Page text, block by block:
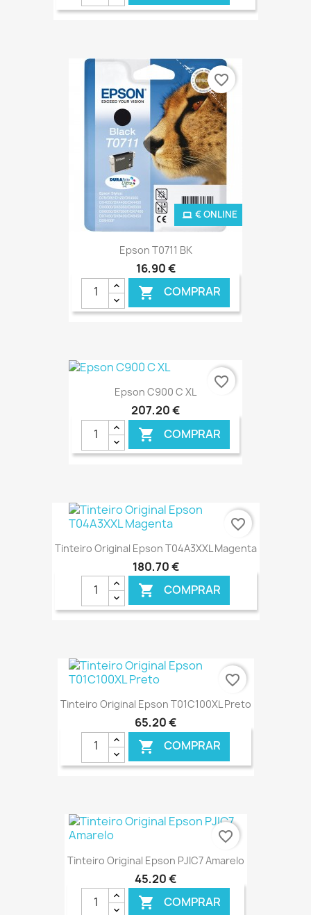
€ ONLINE
Epson T0711 BK
16,90 €
 COMPRAR
€ ONLINE
favorite_border
Epson C900 C XL
207,20 €
 COMPRAR
€ ONLINE
favorite_border
Tinteiro Original Epson T04A3XXL Magenta
180,70 €
 COMPRAR
favorite_border
Tinteiro Original Epson T01C100XL Preto
65,20 €
 COMPRAR
€ ONLINE
favorite_border
Tinteiro Original Epson PJIC7 Amarelo
45,20 €
 COMPRAR
favorite_border